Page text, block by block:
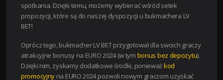
spotkania. Dzięki temu, możemy wybierać wśród setek
propozycji, które są do naszej dyspozycji u bukmachera LV
BET!
Oprócz tego, bukmacher LV BET przygotował dla swoich graczy
atrakcyjne bonusy na EURO 2024 (w tym bonus bez depozytu).
Dzięki nim, zyskamy dodatkowe środki, ponieważkod
promocyjny na EURO 2024 pozwoli nowym graczom uzyskać